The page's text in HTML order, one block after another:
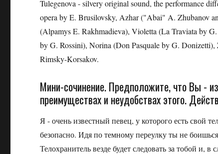
Tulegenova - silvery original sound, the performance
opera by E. Brusilovsky, Azhar ("Abai" A. Zhubanov
(Alpamys E. Rakhmadieva), Violetta (La Traviata by
by G. Rossini), Norina (Don Pasquale by G.
Rimsky-Korsakov.
Мини-сочинение. Предположите, что Вы -
преимуществах и неудобствах этого.
Я - очень известный певец, у которого есть свой
безопасно. Идя по темному переулку ты не
Телохранитель везде будет следовать за тобой и, в